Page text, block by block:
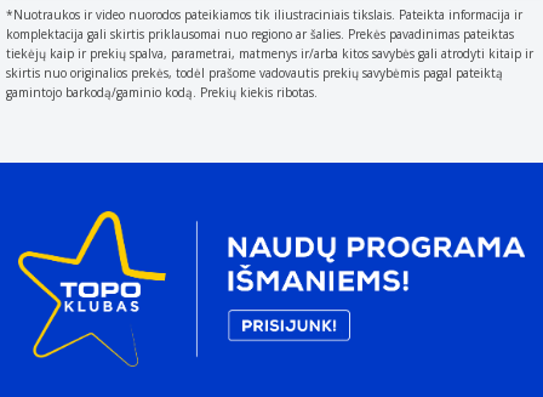
*Nuotraukos ir video nuorodos pateikiamos tik iliustraciniais tikslais. Pateikta informacija ir
komplektacija gali skirtis priklausomai nuo regiono ar šalies. Prekės pavadinimas pateiktas
tiekėjų kaip ir prekių spalva, parametrai, matmenys ir/arba kitos savybės gali atrodyti kitaip ir
skirtis nuo originalios prekės, todėl prašome vadovautis prekių savybėmis pagal pateiktą
gamintojo barkodą/gaminio kodą. Prekių kiekis ribotas.